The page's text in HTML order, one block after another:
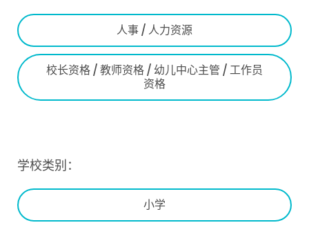
人事 / 人力资源
校长资格 / 教师资格 / 幼儿中心主管 / 工作员
资格
学校类别：
小学